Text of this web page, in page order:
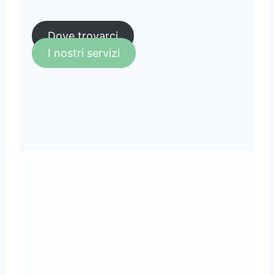
Dove trovarci
I nostri servizi